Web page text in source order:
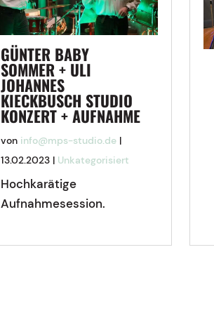
GÜNTER BABY
SOMMER + ULI
JOHANNES
KIECKBUSCH STUDIO
KONZERT + AUFNAHME
von info@mps-studio.de |
13.02.2023 | Unkategorisiert
Hochkarätige
Aufnahmesession.